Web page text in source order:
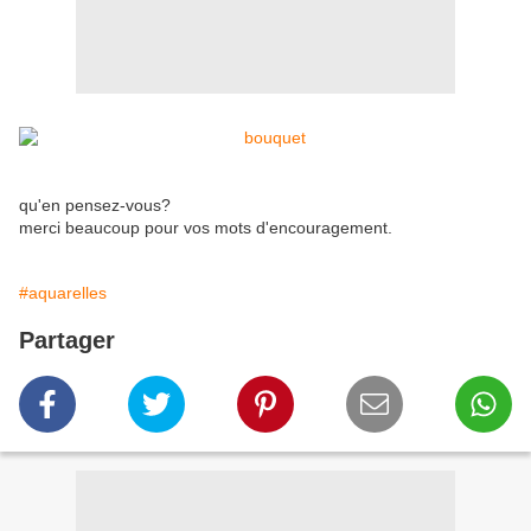
qu'en pensez-vous?
merci beaucoup pour vos mots d'encouragement.
#aquarelles
Partager